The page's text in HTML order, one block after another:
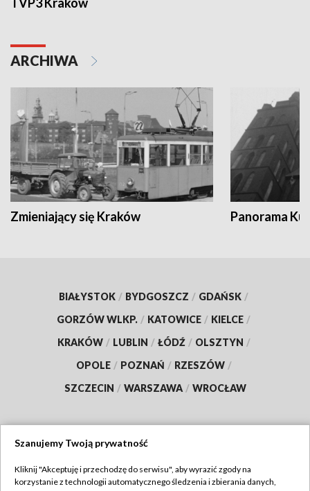
ARCHIWA
Zmieniający się Kraków Panorama
BIAŁYSTOK / BYDGOSZCZ / GDAŃSK /
GORZÓW WLKP. / KATOWICE / KIELCE /
KRAKÓW / LUBLIN / ŁÓDŹ / OLSZTYN /
OPOLE / POZNAŃ / RZESZÓW /
SZCZECIN / WARSZAWA / WROCŁAW
TVP
Szanujemy Twoją prywatność
Kliknij "Akceptuję i przechodzę do serwisu", aby wyrazić zgody na
korzystanie z technologii automatycznego śledzenia i zbierania danych,